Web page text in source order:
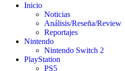
Inicio
Noticias
Análisis/Reseña/Review
Reportajes
Nintendo
Nintendo Switch 2
PlayStation
PS5